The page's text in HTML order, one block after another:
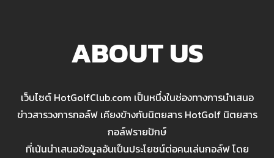
ABOUT US
เว็บไซต์ HotGolfClub.com เป็นหนึ่งในช่องทางการนำเสนอ
ข่าวสารวงการกอล์ฟ เคียงข้างกับนิตยสาร HotGolf นิตยสาร
กอล์ฟรายปักษ์
ที่เน้นนำเสนอข้อมูลอันเป็นประโยชน์ต่อคนเล่นกอล์ฟ โดย